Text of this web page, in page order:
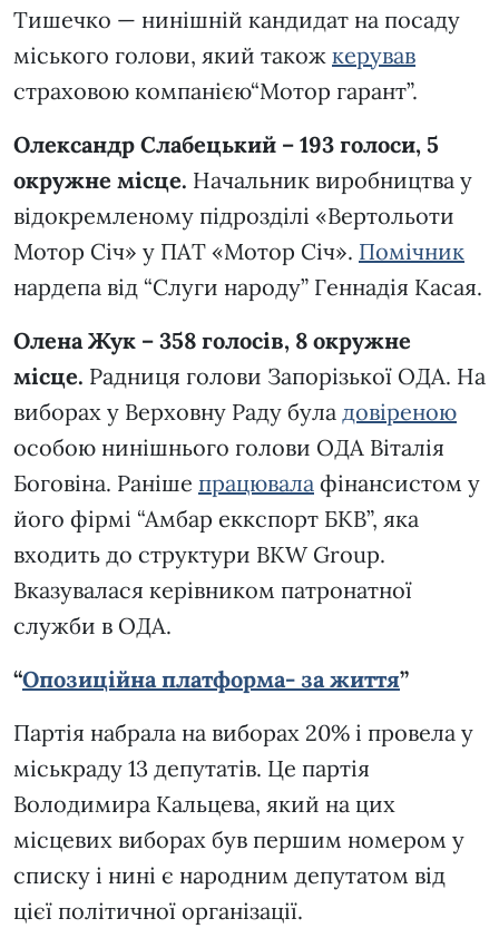
Тишечко — нинішній кандидат на посаду
міського голови, який також керував
страховою компанією“Мотор гарант”.
Олександр Слабецький – 193 голоси, 5
окружне місце. Начальник виробництва у
відокремленому підрозділі «Вертольоти
Мотор Січ» у ПАТ «Мотор Січ». Помічник
нардепа від “Слуги народу” Геннадія Касая.
Олена Жук – 358 голосів, 8 окружне
місце. Радниця голови Запорізької ОДА. На
виборах у Верховну Раду була довіреною
особою нинішнього голови ОДА Віталія
Боговіна. Раніше працювала фінансистом у
його фірмі “Амбар еккспорт БКВ”, яка
входить до структури BKW Group.
Вказувалася керівником патронатної
служби в ОДА.
“Опозиційна платформа- за життя”
Партія набрала на виборах 20% і провела у
міськраду 13 депутатів. Це партія
Володимира Кальцева, який на цих
місцевих виборах був першим номером у
списку і нині є народним депутатом від
цієї політичної організації.